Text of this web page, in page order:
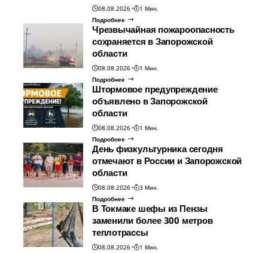
08.08.2026
1 Мин.
Подробнее
Чрезвычайная пожароопасность
сохраняется в Запорожской
области
08.08.2026
1 Мин.
Подробнее
Штормовое предупреждение
объявлено в Запорожской
области
08.08.2026
1 Мин.
Подробнее
День физкультурника сегодня
отмечают в России и Запорожской
области
08.08.2026
3 Мин.
Подробнее
В Токмаке шефы из Пензы
заменили более 300 метров
теплотрассы
08.08.2026
1 Мин.